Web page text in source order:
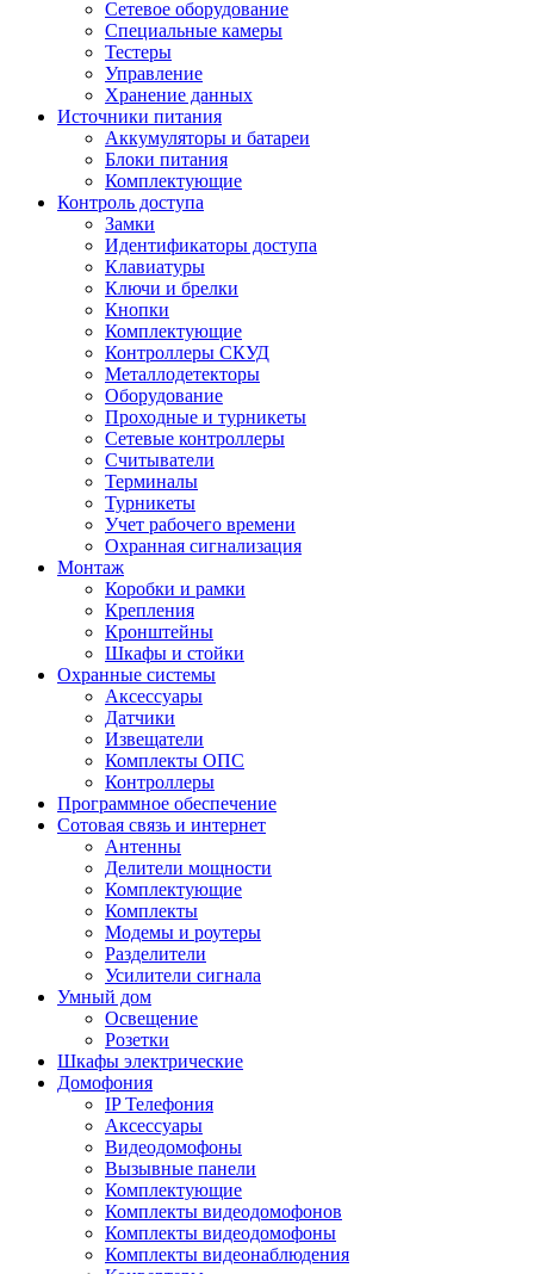
Сетевое оборудование
Специальные камеры
Тестеры
Управление
Хранение данных
Источники питания
Аккумуляторы и батареи
Блоки питания
Комплектующие
Контроль доступа
Замки
Идентификаторы доступа
Клавиатуры
Ключи и брелки
Кнопки
Комплектующие
Контроллеры СКУД
Металлодетекторы
Оборудование
Проходные и турникеты
Сетевые контроллеры
Считыватели
Терминалы
Турникеты
Учет рабочего времени
Охранная сигнализация
Монтаж
Коробки и рамки
Крепления
Кронштейны
Шкафы и стойки
Охранные системы
Аксессуары
Датчики
Извещатели
Комплекты ОПС
Контроллеры
Программное обеспечение
Сотовая связь и интернет
Антенны
Делители мощности
Комплектующие
Комплекты
Модемы и роутеры
Разделители
Усилители сигнала
Умный дом
Освещение
Розетки
Шкафы электрические
Домофония
IP Телефония
Аксессуары
Видеодомофоны
Вызывные панели
Комплектующие
Комплекты видеодомофонов
Комплекты видеодомофоны
Комплекты видеонаблюдения